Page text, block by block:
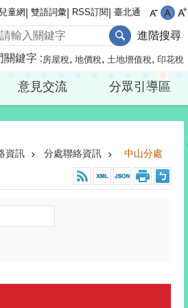
童網 雙語詞彙 RSS訂閱 臺北通
進階搜尋
關鍵字
房屋稅 地價稅 土地增值稅 印花稅
意見交流 分眾引導區
資訊 分處聯絡資訊 中山分處